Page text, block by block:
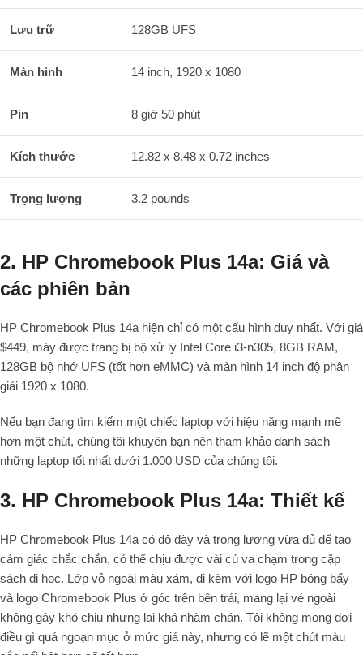
Lưu trữ 128GB UFS
Màn hình 14 inch, 1920 x 1080
Pin 8 giờ 50 phút
Kích thước 12.82 x 8.48 x 0.72 inches
Trọng lượng 3.2 pounds
2. HP Chromebook Plus 14a: Giá và
các phiên bản
HP Chromebook Plus 14a hiện chỉ có một cấu hình duy nhất. Với giá
$449, máy được trang bị bộ xử lý Intel Core i3-n305, 8GB RAM,
128GB bộ nhớ UFS (tốt hơn eMMC) và màn hình 14 inch độ phân
giải 1920 x 1080.
Nếu bạn đang tìm kiếm một chiếc laptop với hiệu năng mạnh mẽ
hơn một chút, chúng tôi khuyên bạn nên tham khảo danh sách
những laptop tốt nhất dưới 1.000 USD của chúng tôi.
3. HP Chromebook Plus 14a: Thiết kế
HP Chromebook Plus 14a có độ dày và trọng lượng vừa đủ để tạo
cảm giác chắc chắn, có thể chịu được vài cú va chạm trong cặp
sách đi học. Lớp vỏ ngoài màu xám, đi kèm với logo HP bóng bẩy
và logo Chromebook Plus ở góc trên bên trái, mang lại vẻ ngoài
không gây khó chịu nhưng lại khá nhàm chán. Tôi không mong đợi
điều gì quá ngoạn mục ở mức giá này, nhưng có lẽ một chút màu